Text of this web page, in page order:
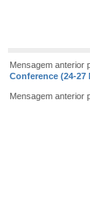
Mensagem anterior
Conference (24-27
Mensagem anterior